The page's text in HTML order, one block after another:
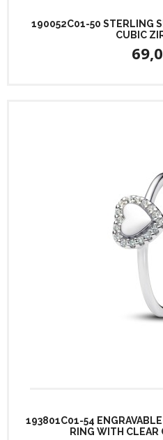
190052C01-50 STERLING
CUBIC
193801C01-54
RING WITH